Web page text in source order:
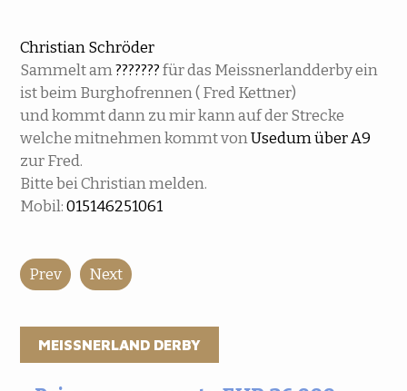
Christian Schröder
Sammelt am???????für das Meissnerlandderby ein
ist beim Burghofrennen ( Fred Kettner)
und kommt dann zu mir kann auf der Strecke
welche mitnehmen kommt vonUsedum über A9
zur Fred.
Bitte bei Christian melden.
Mobil:015146251061
Prev Next
MEISSNERLAND DERBY